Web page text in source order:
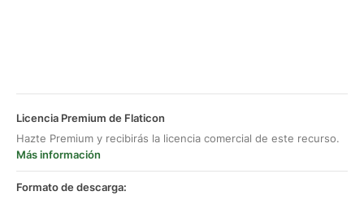
Licencia Premium de Flaticon
Hazte Premium y recibirás la licencia comercial de este recurso.
Más información
Formato de descarga: